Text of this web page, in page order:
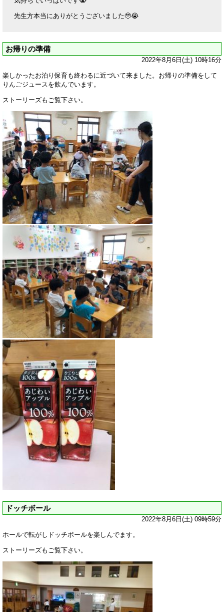
先生方本当にありがとうございました🥹😭
お帰りの準備
2022年8月6日(土) 10時16分
楽しかったお泊り保育も終わるに近づいて来ました。お帰りの準備をして
りんごジュースを飲んでいます。
ストーリーズもご覧下さい。
ドッチボール
2022年8月6日(土) 09時59分
ホールで転がしドッチボールを楽しんでます。
ストーリーズもご覧下さい。